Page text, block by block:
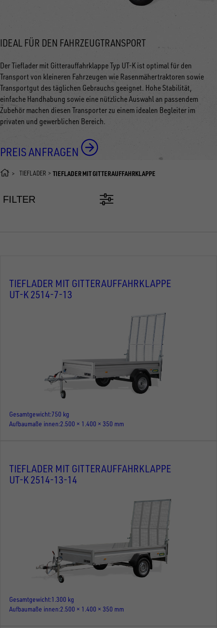
IDEAL FÜR DEN FAHRZEUGTRANSPORT
Der Tieflader mit Gitterauffahrklappe Typ UT-K ist optimal für den
Transport von kleineren Fahrzeugen wie Rasenmähertraktoren sowie
Transportgut des täglichen Gebrauchs geeignet. Hohe Stabilität,
einfache Handhabung sowie eine nützliche Auswahl an passendem
Zubehör machen diesen Transporter zu einem idealen Begleiter im
privaten und gewerblichen Bereich.
PREIS ANFRAGEN
TIEFLADER TIEFLADER MIT GITTERAUFFAHRKLAPPE
FILTER
TIEFLADER MIT GITTERAUFFAHRKLAPPE
UT-K 2514-7-13
Gesamtgewicht 750 kg
Aufbaumaße innen 2.500 × 1.400 × 350 mm
TIEFLADER MIT GITTERAUFFAHRKLAPPE
UT-K 2514-13-14
Gesamtgewicht 1.300 kg
Aufbaumaße innen 2.500 × 1.400 × 350 mm